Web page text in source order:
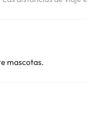
mascotas.